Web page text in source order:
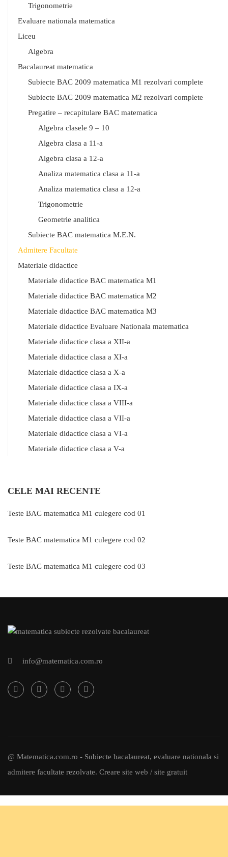
Trigonometrie
Evaluare nationala matematica
Liceu
Algebra
Bacalaureat matematica
Subiecte BAC 2009 matematica M1 rezolvari complete
Subiecte BAC 2009 matematica M2 rezolvari complete
Pregatire – recapitulare BAC matematica
Algebra clasele 9 – 10
Algebra clasa a 11-a
Algebra clasa a 12-a
Analiza matematica clasa a 11-a
Analiza matematica clasa a 12-a
Trigonometrie
Geometrie analitica
Subiecte BAC matematica M.E.N.
Admitere Facultate
Materiale didactice
Materiale didactice BAC matematica M1
Materiale didactice BAC matematica M2
Materiale didactice BAC matematica M3
Materiale didactice Evaluare Nationala matematica
Materiale didactice clasa a XII-a
Materiale didactice clasa a XI-a
Materiale didactice clasa a X-a
Materiale didactice clasa a IX-a
Materiale didactice clasa a VIII-a
Materiale didactice clasa a VII-a
Materiale didactice clasa a VI-a
Materiale didactice clasa a V-a
CELE MAI RECENTE
Teste BAC matematica M1 culegere cod 01
Teste BAC matematica M1 culegere cod 02
Teste BAC matematica M1 culegere cod 03
info@matematica.com.ro
@ Matematica.com.ro - Subiecte bacalaureat, evaluare nationala si
admitere facultate rezolvate. Creare site web / site gratuit